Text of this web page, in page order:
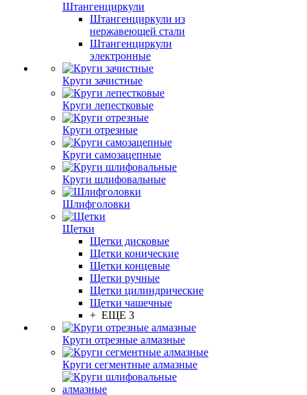
Штангенциркули
Штангенциркули из
нержавеющей стали
Штангенциркули
электронные
Круги зачистные
Круги лепестковые
Круги отрезные
Круги самозацепные
Круги шлифовальные
Шлифголовки
Щетки
Щетки дисковые
Щетки конические
Щетки концевые
Щетки ручные
Щетки цилиндрические
Щетки чашечные
+ ЕЩЕ 3
Круги отрезные алмазные
Круги сегментные алмазные